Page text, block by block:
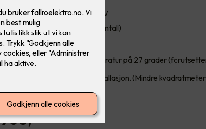
Effekt pr. m²: 60W eller 100W
Maks temperatur: 80°C (normtall)
Sertifisering: CE
Gulvet vil oppnå en makstemperatur på 27 grader
Forutsetter minimum 8 kvm installasjon. (Mindre
980,-